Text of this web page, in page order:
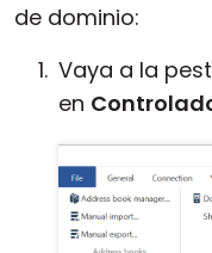
de dominio:
Vaya a la
en